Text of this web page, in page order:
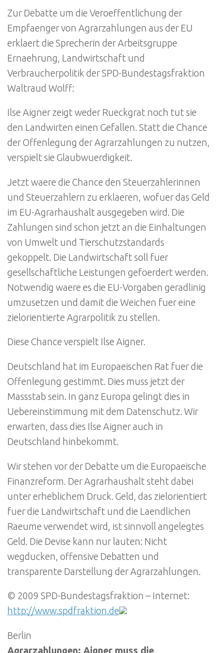
Zur Debatte um die Veroeffentlichung der
Empfaenger von Agrarzahlungen aus der EU
erklaert die Sprecherin der Arbeitsgruppe
Ernaehrung, Landwirtschaft und
Verbraucherpolitik der SPD-Bundestagsfraktion
Waltraud Wolff:
Ilse Aigner zeigt weder Rueckgrat noch tut sie
den Landwirten einen Gefallen. Statt die Chance
der Offenlegung der Agrarzahlungen zu nutzen,
verspielt sie Glaubwuerdigkeit.
Jetzt waere die Chance den Steuerzahlerinnen
und Steuerzahlern zu erklaeren, wofuer das Geld
im EU-Agrarhaushalt ausgegeben wird. Die
Zahlungen sind schon jetzt an die Einhaltungen
von Umwelt und Tierschutzstandards
gekoppelt. Die Landwirtschaft soll fuer
gesellschaftliche Leistungen gefoerdert werden.
Notwendig waere es die EU-Vorgaben geradlinig
umzusetzen und damit die Weichen fuer eine
zielorientierte Agrarpolitik zu stellen.
Diese Chance verspielt Ilse Aigner.
Deutschland hat im Europaeischen Rat fuer die
Offenlegung gestimmt. Dies muss jetzt der
Massstab sein. In ganz Europa gelingt dies in
Uebereinstimmung mit dem Datenschutz. Wir
erwarten, dass dies Ilse Aigner auch in
Deutschland hinbekommt.
Wir stehen vor der Debatte um die Europaeische
Finanzreform. Der Agrarhaushalt steht dabei
unter erheblichem Druck. Geld, das zielorientiert
fuer die Landwirtschaft und die Laendlichen
Raeume verwendet wird, ist sinnvoll angelegtes
Geld. Die Devise kann nur lauten: Nicht
wegducken, offensive Debatten und
transparente Darstellung der Agrarzahlungen.
© 2009 SPD-Bundestagsfraktion – Internet:
http://www.spdfraktion.de
Berlin
Agrarzahlungen: Aigner muss die